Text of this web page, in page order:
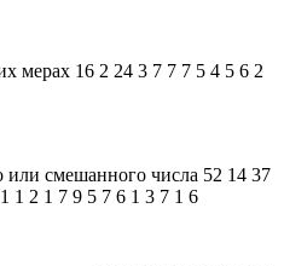
мерах 16 2 24 3 7 7 7 5 4 5 6 2
или смешанного числа 52 14 37
1 2 1 7 9 5 7 6 1 3 7 1 6